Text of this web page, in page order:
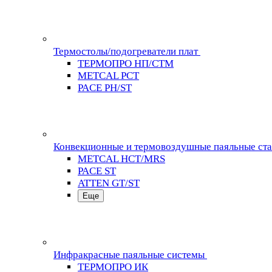
Термостолы/подогреватели плат
ТЕРМОПРО НП/СТМ
METCAL PCT
PACE PH/ST
Конвекционные и термовоздушные паяльные
METCAL HCT/MRS
PACE ST
ATTEN GT/ST
Еще
Инфракрасные паяльные системы
ТЕРМОПРО ИК